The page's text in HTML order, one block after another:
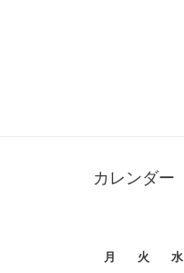
カレンダー
月 火 水